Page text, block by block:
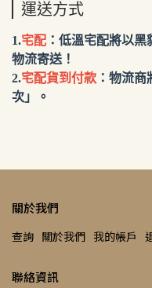
運送方式
1.宅配 ：低溫宅配將以
物流寄送！
2.宅配貨到付款 ：物流
次」。
關於我們
查詢 關於我們 我的帳戶
聯絡資訊